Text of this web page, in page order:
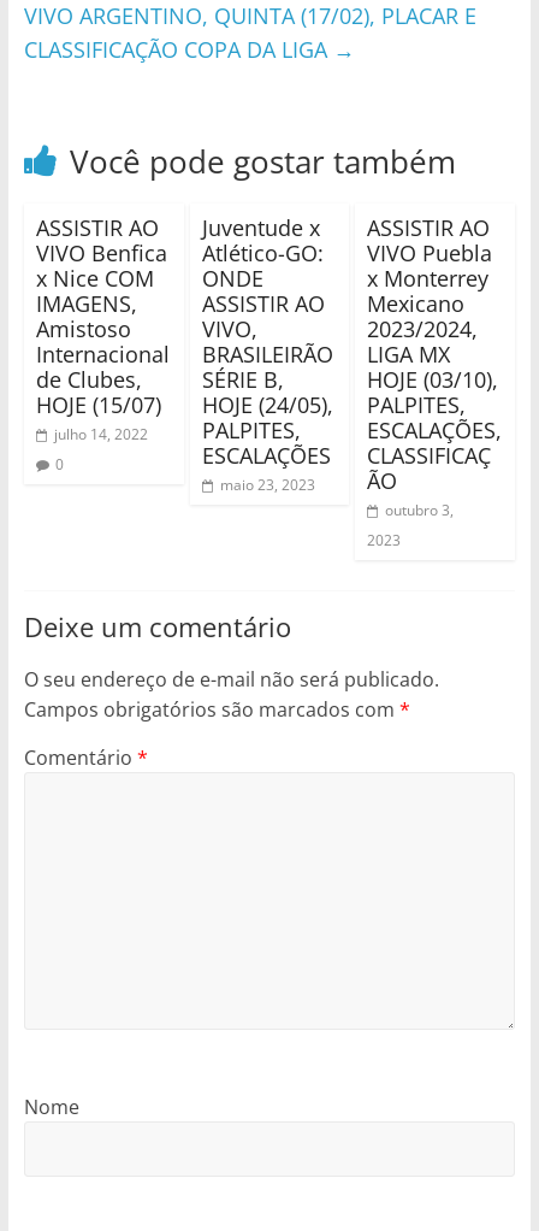
VIVO ARGENTINO, QUINTA (17/02), PLACAR E
CLASSIFICAÇÃO COPA DA LIGA →
Você pode gostar também
ASSISTIR AO
VIVO Benfica
x Nice COM
IMAGENS,
Amistoso
Internacional
de Clubes,
HOJE (15/07)
julho 14, 2022
0
Juventude x
Atlético-GO:
ONDE
ASSISTIR AO
VIVO,
BRASILEIRÃO
SÉRIE B,
HOJE (24/05),
PALPITES,
ESCALAÇÕES
maio 23, 2023
ASSISTIR AO
VIVO Puebla
x Monterrey
Mexicano
2023/2024,
LIGA MX
HOJE (03/10),
PALPITES,
ESCALAÇÕES,
CLASSIFICAÇ
ÃO
outubro 3,
2023
Deixe um comentário
O seu endereço de e-mail não será publicado.
Campos obrigatórios são marcados com *
Comentário *
Nome